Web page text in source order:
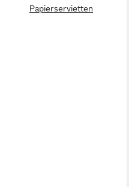
Papierservietten